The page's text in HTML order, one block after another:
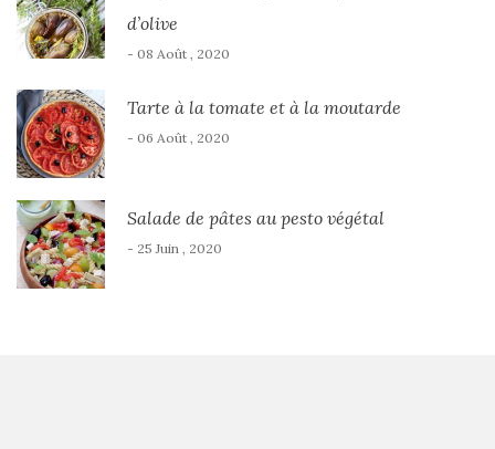
d’olive
- 08 Août , 2020
Tarte à la tomate et à la moutarde
- 06 Août , 2020
Salade de pâtes au pesto végétal
- 25 Juin , 2020